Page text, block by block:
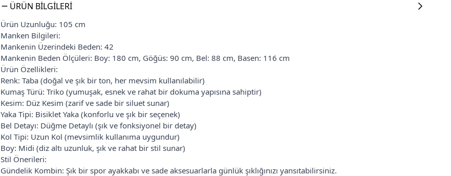
ÜRÜN BILGILERI
Ürün Uzunluğu: 105 cm
Manken Bilgileri:
Mankenin Üzerindeki Beden: 42
Mankenin Beden Ölçüleri: Boy: 180 cm, Göğüs: 90 cm, Bel: 88 cm, Basen: 116 cm
Ürün Özellikleri:
Renk: Taba (doğal ve şık bir ton, her mevsim kullanılabilir)
Kumaş Türü: Triko (yumuşak, esnek ve rahat bir dokuma yapısına sahiptir)
Kesim: Düz Kesim (zarif ve sade bir siluet sunar)
Yaka Tipi: Bisiklet Yaka (konforlu ve şık bir seçenek)
Bel Detayı: Düğme Detaylı (şık ve fonksiyonel bir detay)
Kol Tipi: Uzun Kol (mevsimlik kullanıma uygundur)
Boy: Midi (diz altı uzunluk, şık ve rahat bir stil sunar)
Stil Önerileri:
Gündelik Kombin: Şık bir spor ayakkabı ve sade aksesuarlarla günlük şıklığınızı yansıtabilirsiniz.